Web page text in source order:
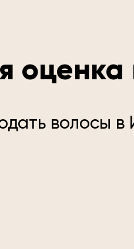
оценка
волосы в